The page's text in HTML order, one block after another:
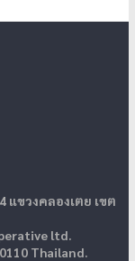
แขวงคลองเตย เขต
ltd.
Thailand.